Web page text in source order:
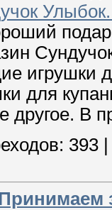
игрушки
для
другое. В
393